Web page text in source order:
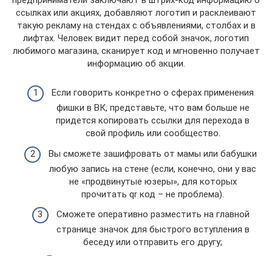
ссылках или акциях, добавляют логотип и расклеивают
такую рекламу на стендах с объявлениями, столбах и в
лифтах. Человек видит перед собой значок, логотип
любимого магазина, сканирует код и мгновенно получает
информацию об акции.
Если говорить конкретно о сферах применения
фишки в ВК, представьте, что вам больше не
придется копировать ссылки для перехода в
свой профиль или сообщество.
Вы сможете зашифровать от мамы или бабушки
любую запись на стене (если, конечно, они у вас
не «продвинутые юзеры», для которых
прочитать qr код – не проблема).
Сможете оперативно разместить на главной
странице значок для быстрого вступления в
беседу или отправить его другу;